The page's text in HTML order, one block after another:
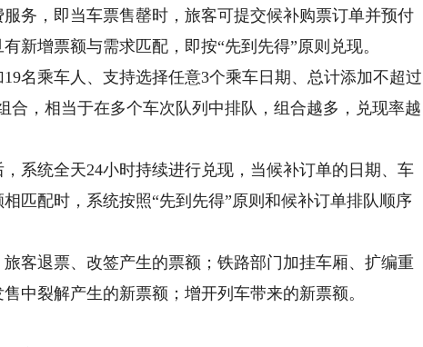
，即当车票售罄时，旅客可提交候补购票订单并预付
新增票额与需求匹配，即按“先到先得”原则兑现。
乘车人、支持选择任意3个乘车日期、总计添加不超过
合，相当于在多个车次队列中排队，组合越多，兑现率越
统全天24小时持续进行兑现，当候补订单的日期、车
匹配时，系统按照“先到先得”原则和候补订单排队顺序
退票、改签产生的票额；铁路部门加挂车厢、扩编重
中裂解产生的新票额；增开列车带来的新票额。